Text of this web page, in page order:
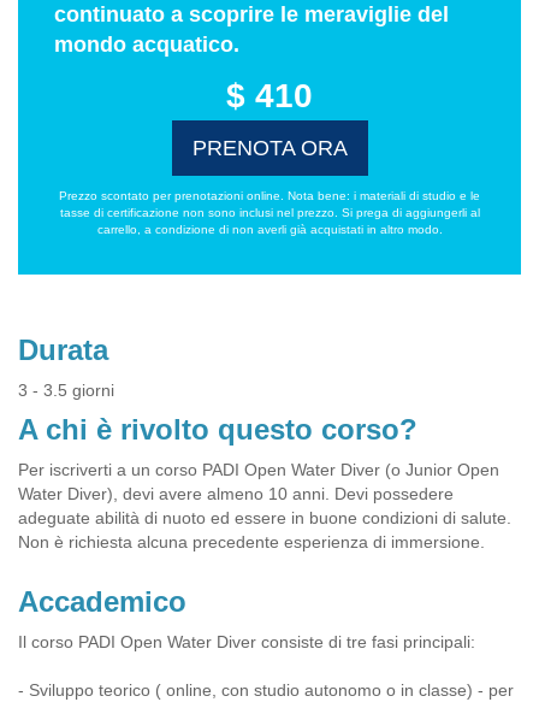
continuato a scoprire le meraviglie del
mondo acquatico.
$ 410
PRENOTA ORA
Prezzo scontato per prenotazioni online. Nota bene: i materiali di studio e le
tasse di certificazione non sono inclusi nel prezzo. Si prega di aggiungerli al
carrello, a condizione di non averli già acquistati in altro modo.
Durata
3 - 3.5 giorni
A chi è rivolto questo corso?
Per iscriverti a un corso PADI Open Water Diver (o Junior Open
Water Diver), devi avere almeno 10 anni. Devi possedere
adeguate abilità di nuoto ed essere in buone condizioni di salute.
Non è richiesta alcuna precedente esperienza di immersione.
Accademico
Il corso PADI Open Water Diver consiste di tre fasi principali:
- Sviluppo teorico ( online, con studio autonomo o in classe) - per